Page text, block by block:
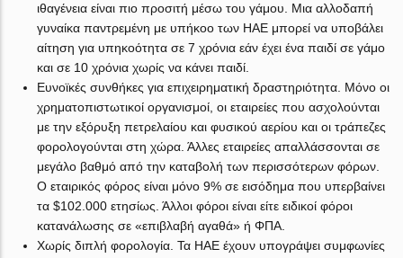
ιθαγένεια είναι πιο προσιτή μέσω του γάμου. Μια αλλοδαπή
γυναίκα παντρεμένη με υπήκοο των ΗΑΕ μπορεί να υποβάλει
αίτηση για υπηκοότητα σε 7 χρόνια εάν έχει ένα παιδί σε γάμο
και σε 10 χρόνια χωρίς να κάνει παιδί.
Ευνοϊκές συνθήκες για επιχειρηματική δραστηριότητα. Μόνο οι
χρηματοπιστωτικοί οργανισμοί, οι εταιρείες που ασχολούνται
με την εξόρυξη πετρελαίου και φυσικού αερίου και οι τράπεζες
φορολογούνται στη χώρα. Άλλες εταιρείες απαλλάσσονται σε
μεγάλο βαθμό από την καταβολή των περισσότερων φόρων.
Ο εταιρικός φόρος είναι μόνο 9% σε εισόδημα που υπερβαίνει
τα $102.000 ετησίως. Άλλοι φόροι είναι είτε ειδικοί φόροι
κατανάλωσης σε «επιβλαβή αγαθά» ή ΦΠΑ.
Χωρίς διπλή φορολογία. Τα ΗΑΕ έχουν υπογράψει συμφωνίες